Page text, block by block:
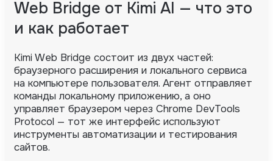
Web Bridge от Kimi AI — что это
и как работает
Kimi Web Bridge состоит из двух частей:
браузерного расширения и локального сервиса
на компьютере пользователя. Агент отправляет
команды локальному приложению, а оно
управляет браузером через Chrome DevTools
Protocol — тот же интерфейс используют
инструменты автоматизации и тестирования
сайтов.